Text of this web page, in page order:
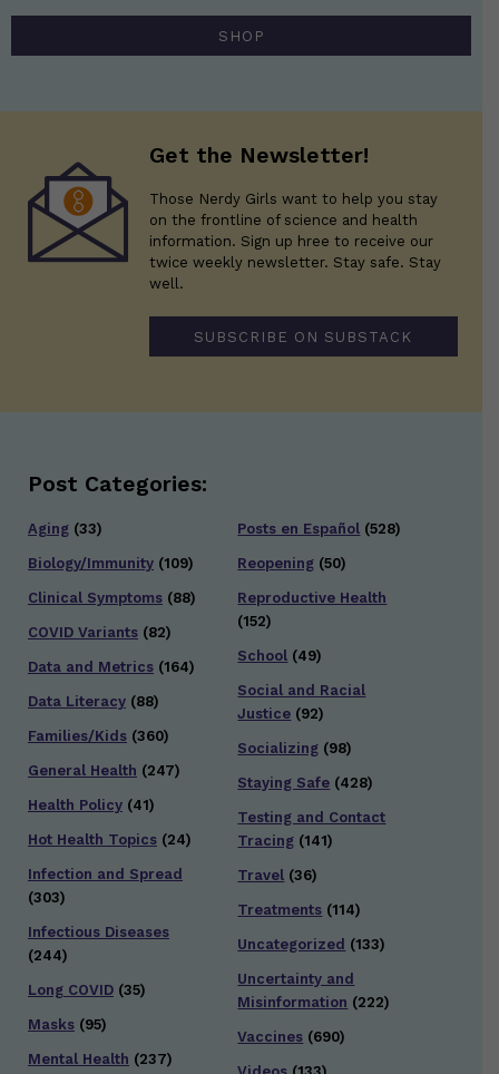
SHOP
Get the Newsletter!
Those Nerdy Girls want to help you stay
on the frontline of science and health
information. Sign up hree to receive our
twice weekly newsletter. Stay safe. Stay
well.
SUBSCRIBE ON SUBSTACK
Post Categories:
Aging (33)
Biology/Immunity (109)
Clinical Symptoms (88)
COVID Variants (82)
Data and Metrics (164)
Data Literacy (88)
Families/Kids (360)
General Health (247)
Health Policy (41)
Hot Health Topics (24)
Infection and Spread
(303)
Infectious Diseases
(244)
Long COVID (35)
Masks (95)
Mental Health (237)
Posts en Español (528)
Reopening (50)
Reproductive Health
(152)
School (49)
Social and Racial
Justice (92)
Socializing (98)
Staying Safe (428)
Testing and Contact
Tracing (141)
Travel (36)
Treatments (114)
Uncategorized (133)
Uncertainty and
Misinformation (222)
Vaccines (690)